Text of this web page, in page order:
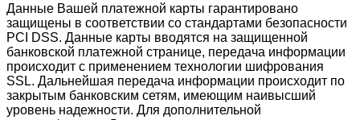
Данные Вашей платежной карты гарантировано
защищены в соответствии со стандартами безопасности
PCI DSS. Данные карты вводятся на защищенной
банковской платежной странице, передача информации
происходит с применением технологии шифрования
SSL. Дальнейшая передача информации происходит по
закрытым банковским сетям, имеющим наивысший
уровень надежности. Для дополнительной